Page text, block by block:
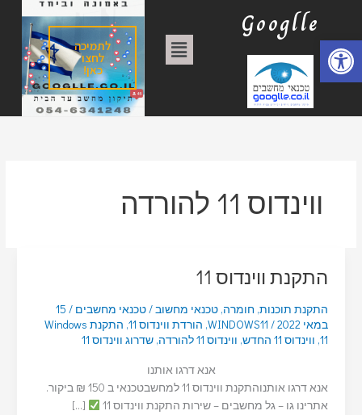
פתח סרגל נגישות
Googlle
תפריט לתמיכה
לחצו
כאן!
ווינדוס 11 להורדה
התקנת ווינדוס 11
התקנת תוכנות, חומרה, טכנאי מחשוב/טכנאי מחשבים /
15
במאי 2022
/
WINDOWS11
, הורדת ווינדוס 11 ,
התקנת Windows
11
, ווינדוס 11 החדש , ווינדוס 11 להורדה , שדרוג ווינדוס 11
אנא דרגו אותנו
אנא דרגו אותנוהתקנת ווינדוס 11 למחשבטכנאי ב 150 ₪ ביקור.
אתרינו גו – גל מחשבים – שירות התקנת ווינדוס 11
[…]
ג
ו
י